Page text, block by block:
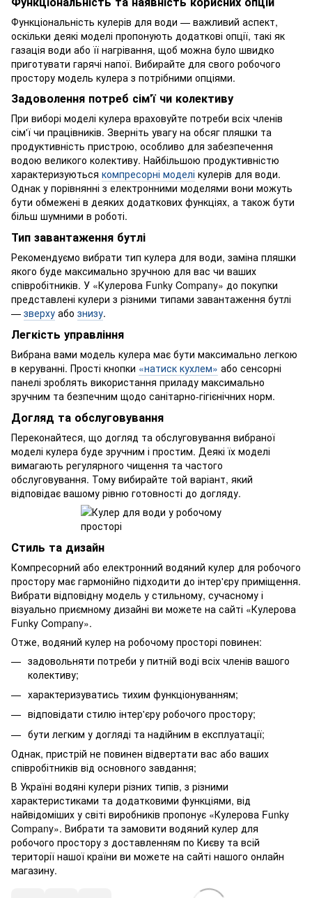
Функціональність кулерів для води — важливий аспект,
оскільки деякі моделі пропонують додаткові опції, такі як
газація води або її нагрівання, щоб можна було швидко
приготувати гарячі напої. Вибирайте для свого робочого
простору модель кулера з потрібними опціями.
Задоволення потреб сім'ї чи колективу
При виборі моделі кулера враховуйте потреби всіх членів
сім'ї чи працівників. Зверніть увагу на обсяг пляшки та
продуктивність пристрою, особливо для забезпечення
водою великого колективу. Найбільшою продуктивністю
характеризуються компресорні моделі кулерів для води.
Однак у порівнянні з електронними моделями вони можуть
бути обмежені в деяких додаткових функціях, а також бути
більш шумними в роботі.
Тип завантаження бутлі
Рекомендуємо вибрати тип кулера для води, заміна пляшки
якого буде максимально зручною для вас чи ваших
співробітників. У «Кулерова Funky Company» до покупки
представлені кулери з різними типами завантаження бутлі
— зверху або знизу.
Легкість управління
Вибрана вами модель кулера має бути максимально легкою
в керуванні. Прості кнопки «натиск кухлем» або сенсорні
панелі зроблять використання приладу максимально
зручним та безпечним щодо санітарно-гігієнічних норм.
Догляд та обслуговування
Переконайтеся, що догляд та обслуговування вибраної
моделі кулера буде зручним і простим. Деякі їх моделі
вимагають регулярного чищення та частого
обслуговування. Тому вибирайте той варіант, який
відповідає вашому рівню готовності до догляду.
Стиль та дизайн
Компресорний або електронний водяний кулер для робочого
простору має гармонійно підходити до інтер'єру приміщення.
Вибрати відповідну модель у стильному, сучасному і
візуально приємному дизайні ви можете на сайті «Кулерова
Funky Company».
Отже, водяний кулер на робочому просторі повинен:
задовольняти потреби у питній воді всіх членів вашого
колективу;
характеризуватись тихим функціонуванням;
відповідати стилю інтер'єру робочого простору;
бути легким у догляді та надійним в експлуатації;
Однак, пристрій не повинен відвертати вас або ваших
співробітників від основного завдання;
В Україні водяні кулери різних типів, з різними
характеристиками та додатковими функціями, від
найвідоміших у світі виробників пропонує «Кулерова Funky
Company». Вибрати та замовити водяний кулер для
робочого простору з доставленням по Києву та всій
території нашої країни ви можете на сайті нашого онлайн
магазину.